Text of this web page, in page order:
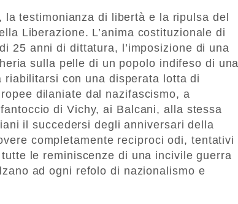
la testimonianza di libertà e la ripulsa del
Liberazione. L’anima costituzionale di
25 anni di dittatura, l’imposizione di una
sulla pelle di un popolo indifeso di una
con una disperata lotta di
dilaniate dal nazifascismo, a
di Vichy, ai Balcani, alla stessa
il succedersi degli anniversari della
completamente reciproci odi, tentativi
le reminiscenze di una incivile guerra
ad ogni refolo di nazionalismo e